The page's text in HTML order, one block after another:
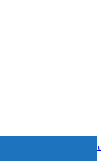
รอบ 60 ปี 1 ล้านซีซี 1 ล้านบาท”